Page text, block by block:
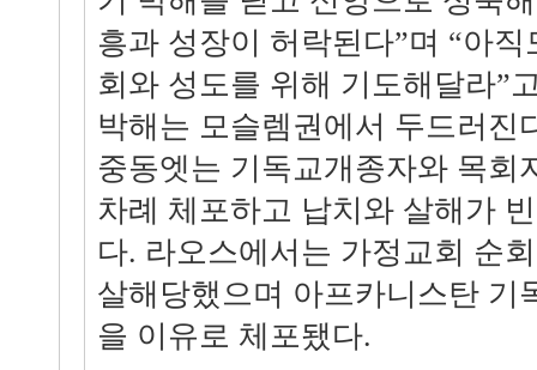
흥과 성장이 허락된다”며 “아
회와 성도를 위해 기도해달라”
박해는 모슬렘권에서 두드러진
중동엣는 기독교개종자와 목회
차례 체포하고 납치와 살해가
다. 라오스에서는 가정교회 순
살해당했으며 아프카니스탄 기
을 이유로 체포됐다.